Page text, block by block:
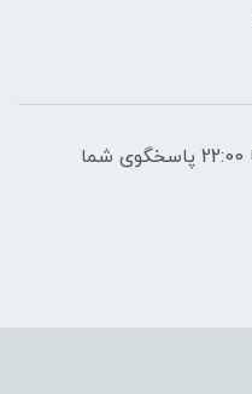
هفت روز هفته ، از ساعت 10:00 تا 22:00 پاسخگوی شما